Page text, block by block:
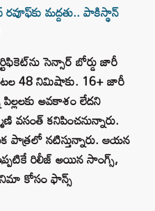
మద్దతు.. పాకిస్థాన్
సెన్సార్ బోర్డు జారీ
48 నిమిషాకు. 16+ జారీ
అవకాశం లేదని
వసంత్ కనిపించనున్నారు.
పాత్రలో నటిస్తున్నారు. ఆయన
రిలీజ్ అయిన సాంగ్స్,
కోసం ఫాన్స్